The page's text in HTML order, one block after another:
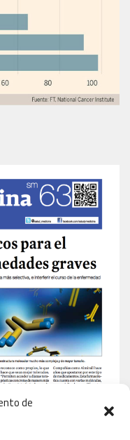
de